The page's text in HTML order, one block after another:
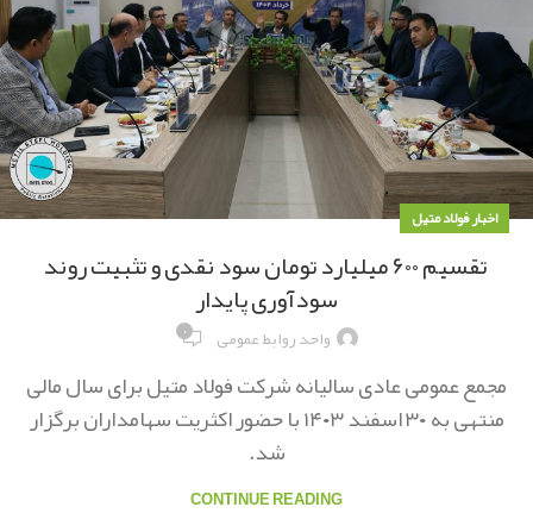
اخبار فولاد متیل
تقسیم ۶۰۰ میلیارد تومان سود نقدی و تثبیت روند
سودآوری پایدار
واحد روابط عمومی ۰
مجمع عمومی عادی سالیانه شرکت فولاد متیل برای سال مالی
منتهی به ۳۰ اسفند ۱۴۰۳ با حضور اکثریت سهامداران برگزار
شد.
CONTINUE READING